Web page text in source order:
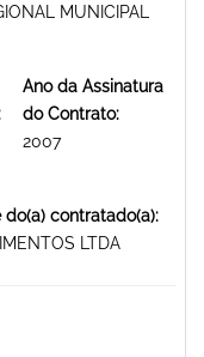
MUNICIPAL
Ano da Assinatura
do Contrato:
2007
contratado(a):
LTDA